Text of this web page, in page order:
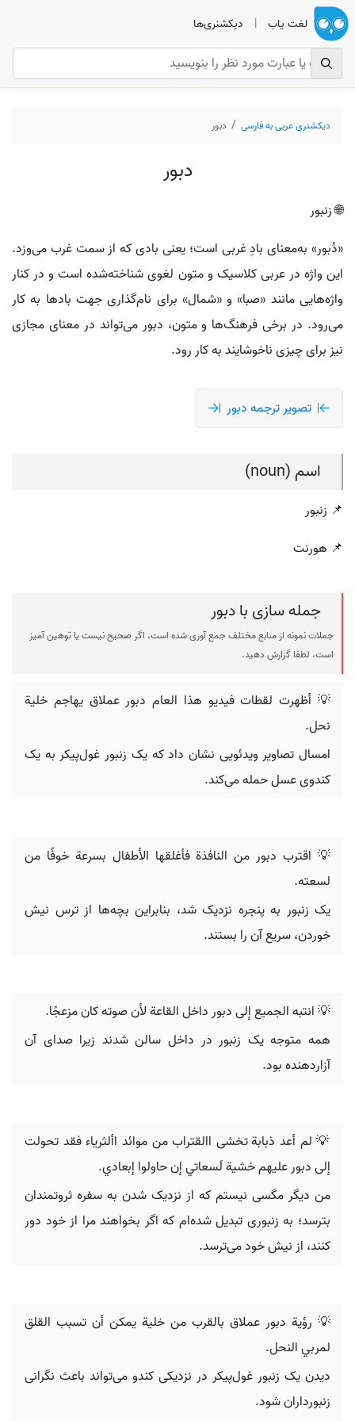
لغت یاب | دیکشنری‌ها
دیکشنری عربی به فارسی دبور
دبور
🌐 زنبور
«دُبور» به‌معنای بادِ غربی است؛ یعنی بادی که از سمت غرب می‌وزد.
این واژه در عربی کلاسیک و متون لغوی شناخته‌شده است و در کنار
واژه‌هایی مانند «صبا» و «شمال» برای نام‌گذاری جهت بادها به کار
می‌رود. در برخی فرهنگ‌ها و متون، دبور می‌تواند در معنای مجازی
نیز برای چیزی ناخوشایند به کار رود.
تصویر ترجمه دبور
اسم (noun)
📌 زنبور
📌 هورنت
جمله سازی با دبور
جملات نمونه از منابع مختلف جمع آوری شده است، اگر صحیح نیست یا توهین آمیز
است، لطفا گزارش دهید.
💡 أظهرت لقطات فيديو هذا العام دبور عملاق يهاجم خلية
نحل.
امسال تصاویر ویدئویی نشان داد که یک زنبور غول‌پیکر به یک
کندوی عسل حمله می‌کند.
💡 اقترب دبور من النافذة فأغلقها الأطفال بسرعة خوفًا من
لسعته.
یک زنبور به پنجره نزدیک شد، بنابراین بچه‌ها از ترس نیش
خوردن، سریع آن را بستند.
💡 انتبه الجميع إلى دبور داخل القاعة لأن صوته كان مزعجًا.
همه متوجه یک زنبور در داخل سالن شدند زیرا صدای آن
آزاردهنده بود.
💡 ‬لم أعد‬ ‫ذبابة تخشى االقتراب من موائد األثرياء فقد تحولت
إلى دبور عليهم‬ ‫خشية لَسعاتي إن حاولوا إبعادي‪.
من دیگر مگسی نیستم که از نزدیک شدن به سفره ثروتمندان
بترسد؛ به زنبوری تبدیل شده‌ام که اگر بخواهند مرا از خود دور
کنند، از نیش خود می‌ترسد.
💡 رؤية دبور عملاق بالقرب من خلية يمكن أن تسبب القلق
لمربي النحل.
دیدن یک زنبور غول‌پیکر در نزدیکی کندو می‌تواند باعث نگرانی
زنبورداران شود.